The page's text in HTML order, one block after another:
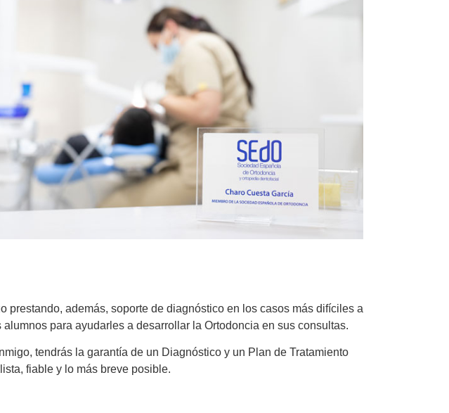
prestando, además, soporte de diagnóstico en los casos más difíciles a
alumnos para ayudarles a desarrollar la Ortodoncia en sus consultas.
tendrás la garantía de un Diagnóstico y un Plan de Tratamiento
fiable y lo más breve posible.